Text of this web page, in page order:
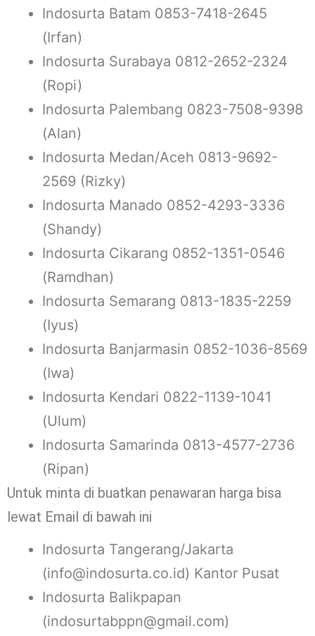
Indosurta Batam 0853-7418-2645
(Irfan)
Indosurta Surabaya 0812-2652-2324
(Ropi)
Indosurta Palembang 0823-7508-9398
(Alan)
Indosurta Medan/Aceh 0813-9692-
2569 (Rizky)
Indosurta Manado 0852-4293-3336
(Shandy)
Indosurta Cikarang 0852-1351-0546
(Ramdhan)
Indosurta Semarang 0813-1835-2259
(Iyus)
Indosurta Banjarmasin 0852-1036-8569
(Iwa)
Indosurta Kendari 0822-1139-1041
(Ulum)
Indosurta Samarinda 0813-4577-2736
(Ripan)
Untuk minta di buatkan penawaran harga bisa
lewat Email di bawah ini
Indosurta Tangerang/Jakarta
(info@indosurta.co.id) Kantor Pusat
Indosurta Balikpapan
(indosurtabppn@gmail.com)